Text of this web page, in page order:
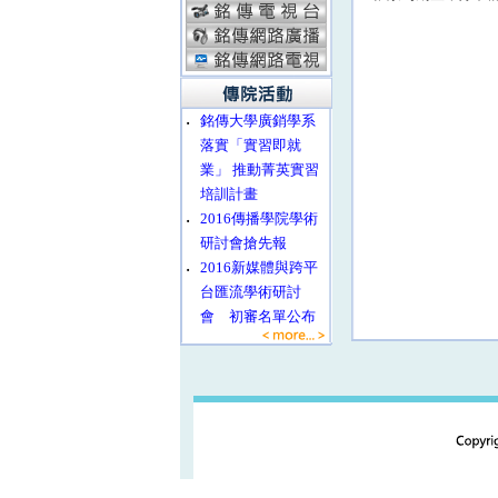
‧
銘傳大學廣銷學系
落實「實習即就
業」 推動菁英實習
培訓計畫
‧
2016傳播學院學術
研討會搶先報
‧
2016新媒體與跨平
台匯流學術研討
會 初審名單公布